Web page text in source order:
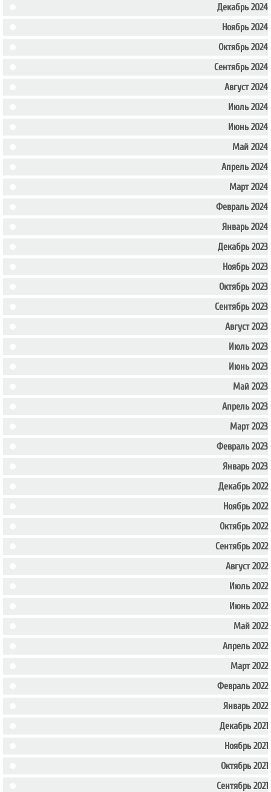
Декабрь 2024
Ноябрь 2024
Октябрь 2024
Сентябрь 2024
Август 2024
Июль 2024
Июнь 2024
Май 2024
Апрель 2024
Март 2024
Февраль 2024
Январь 2024
Декабрь 2023
Ноябрь 2023
Октябрь 2023
Сентябрь 2023
Август 2023
Июль 2023
Июнь 2023
Май 2023
Апрель 2023
Март 2023
Февраль 2023
Январь 2023
Декабрь 2022
Ноябрь 2022
Октябрь 2022
Сентябрь 2022
Август 2022
Июль 2022
Июнь 2022
Май 2022
Апрель 2022
Март 2022
Февраль 2022
Январь 2022
Декабрь 2021
Ноябрь 2021
Октябрь 2021
Сентябрь 2021